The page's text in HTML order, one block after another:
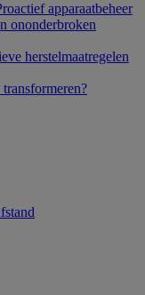
apparaatbeheer
ononderbroken
herstelmaatregelen